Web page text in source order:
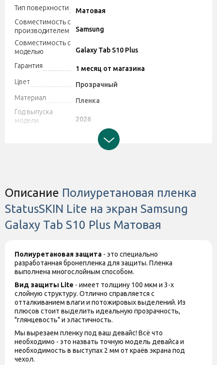
Тип поверхности
Матовая
Совместимость с
производителем
Samsung
Совместимость с
моделью
Galaxy Tab S10 Plus
Гарантия
1 месяц от магазина
Цвет
Прозрачный
Материал
Пленка
Год выпуска
модели
2026
Защитная пленка
этих изменений.
Описание Полиуретановая пленка
StatusSKIN Lite на экран Samsung
Galaxy Tab S10 Plus Матовая
Полиуретановая защита - это специально
разработанная бронепленка для защиты. Пленка
выполнена многослойным способом.
Вид защиты Lite - имеет толщину 100 мкм и 3-х
слойную структуру. Отлично справляется с
отталкиванием влаги и потожировых выделений. Из
плюсов стоит выделить идеальную прозрачность,
"глянцевость" и эластичность.
Мы вырезаем пленку под ваш девайс! Всё что
необходимо - это назвать точную модель девайса и
необходимость в выступах 2 мм от краёв экрана под
чехол.